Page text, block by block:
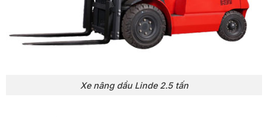
Xe nâng dầu Linde 2.5 tấn